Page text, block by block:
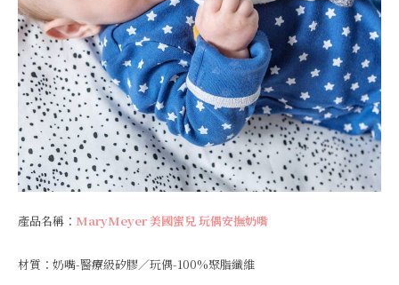
產品名稱： MaryMeyer 美國蜜兒 玩偶安撫奶嘴
材質：奶嘴-醫療級矽膠／玩偶-100%聚脂纖維